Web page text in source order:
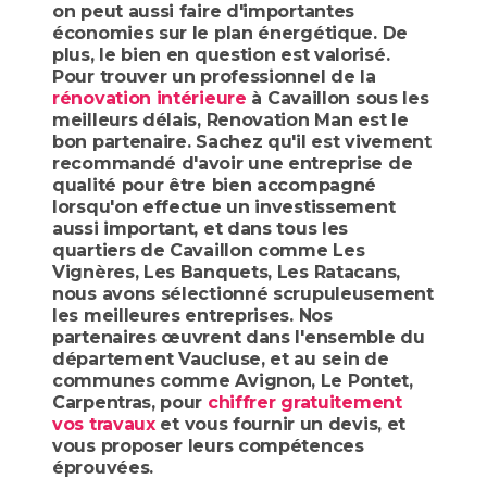
on peut aussi faire d'importantes
économies sur le plan énergétique. De
plus, le bien en question est valorisé.
Pour trouver un professionnel de la
rénovation intérieure à Cavaillon sous les
meilleurs délais, Renovation Man est le
bon partenaire. Sachez qu'il est vivement
recommandé d'avoir une entreprise de
qualité pour être bien accompagné
lorsqu'on effectue un investissement
aussi important, et dans tous les
quartiers de Cavaillon comme Les
Vignères, Les Banquets, Les Ratacans,
nous avons sélectionné scrupuleusement
les meilleures entreprises. Nos
partenaires œuvrent dans l'ensemble du
département Vaucluse, et au sein de
communes comme Avignon, Le Pontet,
Carpentras, pour chiffrer gratuitement
vos travauxet vous fournir un devis, et
vous proposer leurs compétences
éprouvées.